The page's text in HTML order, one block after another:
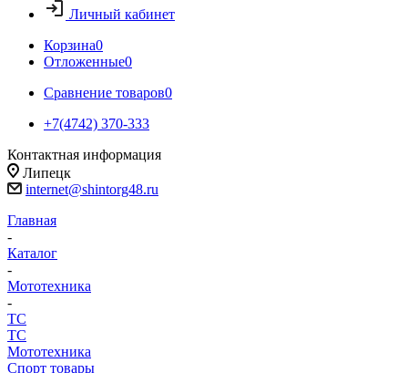
Личный кабинет
Корзина0
Отложенные0
Сравнение товаров0
+7(4742) 370-333
Контактная информация
Липецк
internet@shintorg48.ru
Главная
-
Каталог
-
Мототехника
-
ТС
ТС
Мототехника
Спорт товары